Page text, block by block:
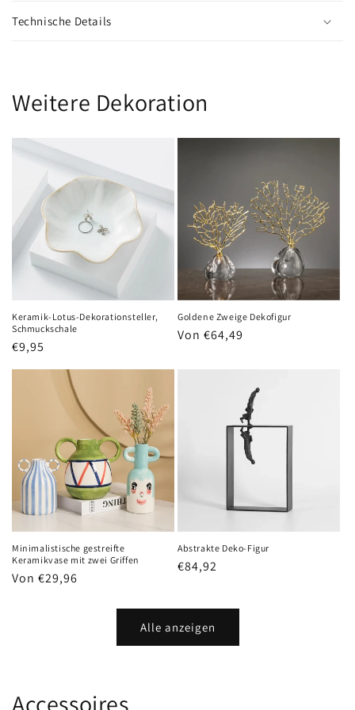
Technische Details
Weitere Dekoration
Keramik-Lotus-Dekorationsteller,
Schmuckschale
Normaler
€9,95
Goldene Zweige Dekofigur
Normaler
Von €64,49
Minimalistische gestreifte
Keramikvase mit zwei Griffen
Normaler
Von €29,96
Abstrakte Deko-Figur
Normaler
€84,92
Alle anzeigen
Accessoires